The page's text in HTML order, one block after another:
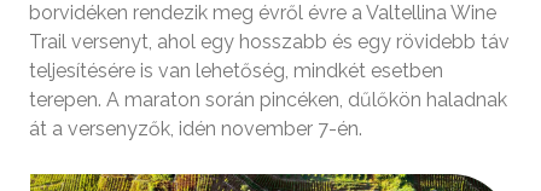
borvidéken rendezik meg évről évre a Valtellina Wine
Trail versenyt, ahol egy hosszabb és egy rövidebb táv
teljesítésére is van lehetőség, mindkét esetben
terepen. A maraton során pincéken, dűlőkön haladnak
át a versenyzők, idén november 7-én.